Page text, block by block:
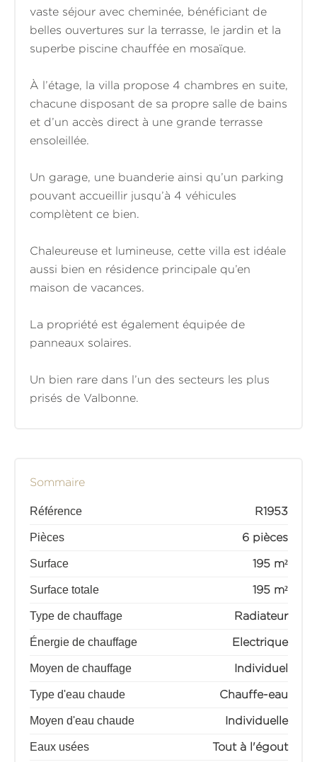
vaste séjour avec cheminée, bénéficiant de
belles ouvertures sur la terrasse, le jardin et la
superbe piscine chauffée en mosaïque.
À l’étage, la villa propose 4 chambres en suite,
chacune disposant de sa propre salle de bains
et d’un accès direct à une grande terrasse
ensoleillée.
Un garage, une buanderie ainsi qu’un parking
pouvant accueillir jusqu’à 4 véhicules
complètent ce bien.
Chaleureuse et lumineuse, cette villa est idéale
aussi bien en résidence principale qu’en
maison de vacances.
La propriété est également équipée de
panneaux solaires.
Un bien rare dans l’un des secteurs les plus
prisés de Valbonne.
Sommaire
Référence R1953
Pièces 6 pièces
Surface 195 m²
Surface totale 195 m²
Type de chauffage Radiateur
Énergie de chauffage Electrique
Moyen de chauffage Individuel
Type d'eau chaude Chauffe-eau
Moyen d'eau chaude Individuelle
Eaux usées Tout à l'égout